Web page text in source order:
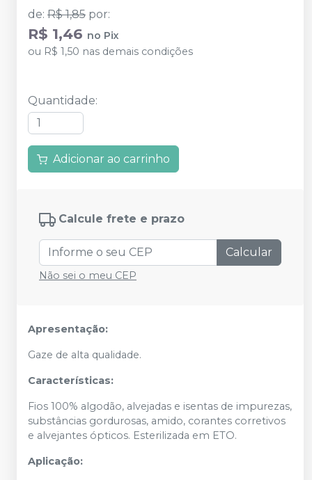
de: R$ 1,85 por:
R$ 1,46 no Pix
ou R$ 1,50 nas demais condições
Quantidade:
Adicionar ao carrinho
Calcule frete e prazo
Calcular
Não sei o meu CEP
Apresentação:
Gaze de alta qualidade.
Características:
Fios 100% algodão, alvejadas e isentas de impurezas,
substâncias gordurosas, amido, corantes corretivos
e alvejantes ópticos. Esterilizada em ETO.
Aplicação: